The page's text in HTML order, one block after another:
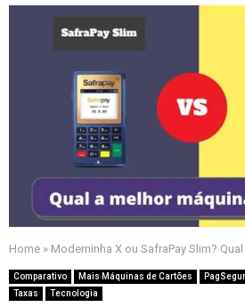
Home » Moderninha X ou SafraPay Slim?
Comparativo Mais Máquinas de Cartões
Taxas
Tecnologia